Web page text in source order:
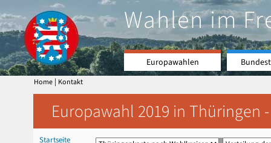
Wahlen im
Europawahlen
Home | Kontakt
Europawahl 2019 in Thüringen
Startseite